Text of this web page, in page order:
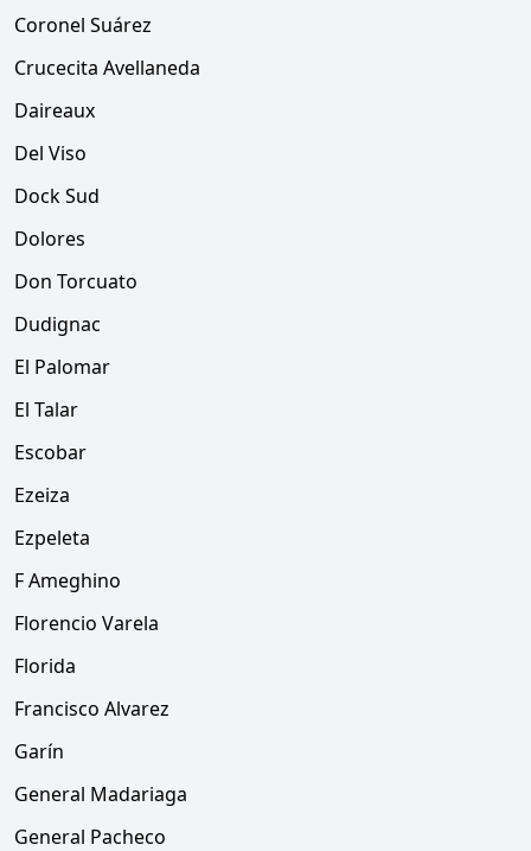
Coronel Suárez
Crucecita Avellaneda
Daireaux
Del Viso
Dock Sud
Dolores
Don Torcuato
Dudignac
El Palomar
El Talar
Escobar
Ezeiza
Ezpeleta
F Ameghino
Florencio Varela
Florida
Francisco Alvarez
Garín
General Madariaga
General Pacheco